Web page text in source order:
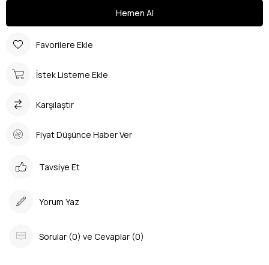
Favorilere Ekle
İstek Listeme Ekle
Karşılaştır
Fiyat Düşünce Haber Ver
Tavsiye Et
Yorum Yaz
Sorular (0) ve Cevaplar (0)